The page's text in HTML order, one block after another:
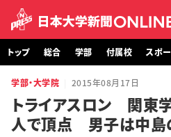
トップ
総合
トップ 総合 学部 付属校 スポ
学部・大学院 2015年08月17日
トライアスロン 関
人で頂点 男子は中島